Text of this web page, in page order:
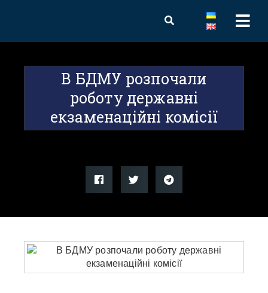
В БДМУ розпочали
роботу державні
екзаменаційні комісії